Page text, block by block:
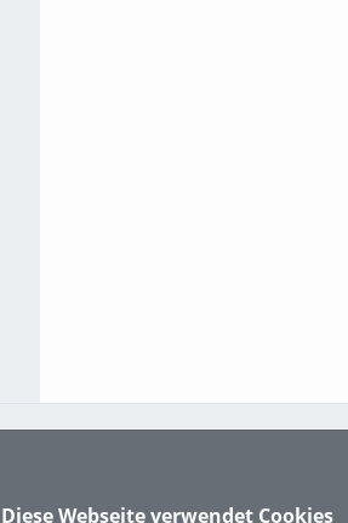
Diese Webseite verwendet Cookies